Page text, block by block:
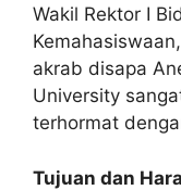
Wakil Rektor I
akrab disapa
University
terhormat
Tujuan dan